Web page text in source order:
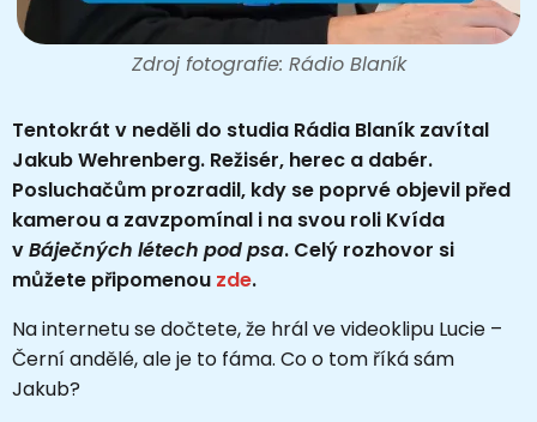
Zdroj fotografie: Rádio Blaník
Tentokrát v neděli do studia Rádia Blaník zavítal
Jakub Wehrenberg. Režisér, herec a dabér.
Posluchačům prozradil, kdy se poprvé objevil před
kamerou a zavzpomínal i na svou roli Kvída
vBáječných létech pod psa. Celý rozhovor si
můžete připomenou zde.
Na internetu se dočtete, že hrál ve videoklipu Lucie –
Černí andělé, ale je to fáma. Co o tom říká sám
Jakub?